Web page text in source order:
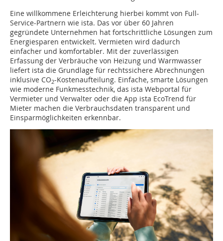
Eine willkommene Erleichterung hierbei kommt von Full-
Service-Partnern wie ista. Das vor über 60 Jahren
gegründete Unternehmen hat fortschrittliche Lösungen zum
Energiesparen entwickelt. Vermieten wird dadurch
einfacher und komfortabler. Mit der zuverlässigen
Erfassung der Verbräuche von Heizung und Warmwasser
liefert ista die Grundlage für rechtssichere Abrechnungen
inklusive CO2-Kostenaufteilung. Einfache, smarte Lösungen
wie moderne Funkmesstechnik, das ista Webportal für
Vermieter und Verwalter oder die App ista EcoTrend für
Mieter machen die Verbrauchsdaten transparent und
Einsparmöglichkeiten erkennbar.